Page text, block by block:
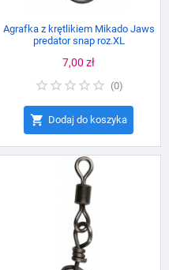
Agrafka z krętlikiem Mikado Jaws
predator snap roz.XL
Cena
7,00 zł
(0)
 Dodaj do koszyka